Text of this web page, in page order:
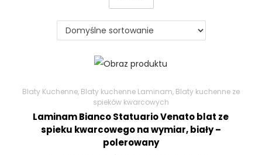
Blaty Kuchenne, Blaty kuchenne Laminam, Blaty kuchenne ze
spieków kwarcowych
Laminam Bianco Statuario Venato blat ze
spieku kwarcowego na wymiar, biały –
polerowany